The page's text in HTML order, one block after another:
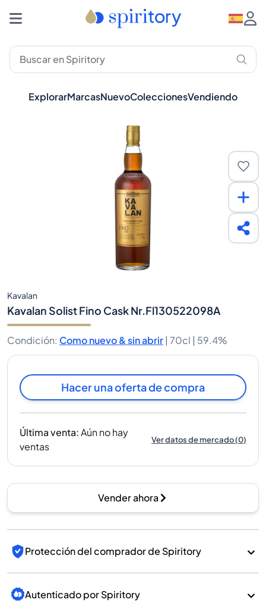
ExplorarMarcasNuevoColeccionesVendiendo
Kavalan
Kavalan Solist Fino Cask Nr.Fl130522098A
Condición: Como nuevo & sin abrir | 70cl | 59.4%
Hacer una oferta de compra
Última venta:Aún no hay
ventas
Ver datos de mercado(0)
Vender ahora
Protección del comprador de Spiritory
Autenticado por Spiritory